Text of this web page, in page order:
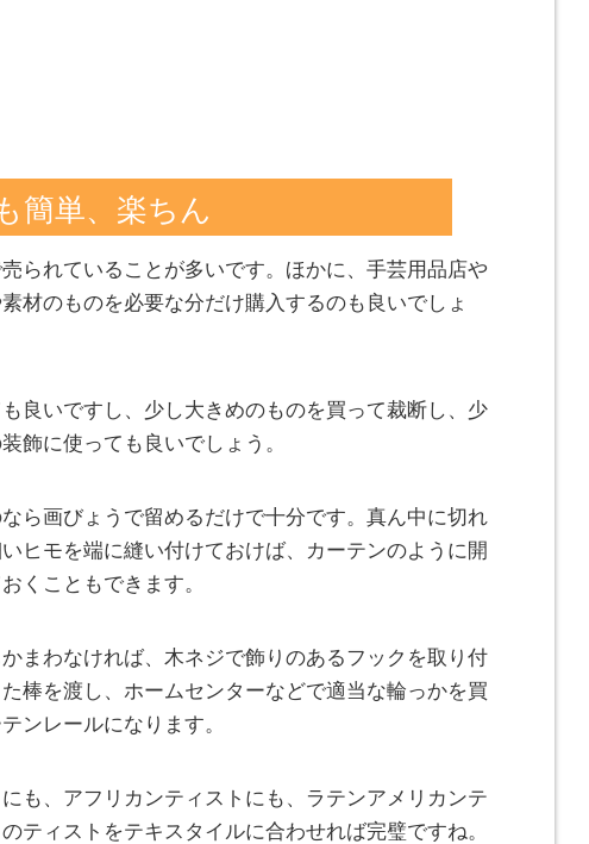
簡単、楽ちん
られていることが多いです。ほかに、手芸用品店や
材のものを必要な分だけ購入するのも良いでしょ
良いですし、少し大きめのものを買って裁断し、少
飾に使っても良いでしょう。
ら画びょうで留めるだけで十分です。真ん中に切れ
ヒモを端に縫い付けておけば、カーテンのように開
くこともできます。
まわなければ、木ネジで飾りのあるフックを取り付
棒を渡し、ホームセンターなどで適当な輪っかを買
ンレールになります。
も、アフリカンティストにも、ラテンアメリカンテ
ティストをテキスタイルに合わせれば完璧ですね。